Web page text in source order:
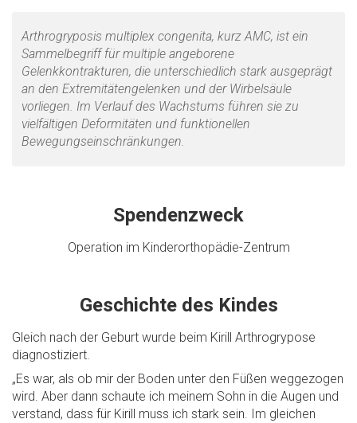
Arthrogryposis multiplex congenita, kurz AMC, ist ein
Sammelbegriff für multiple angeborene
Gelenkkontrakturen, die unterschiedlich stark ausgeprägt
an den Extremitätengelenken und der Wirbelsäule
vorliegen. Im Verlauf des Wachstums führen sie zu
vielfältigen Deformitäten und funktionellen
Bewegungseinschränkungen.
Spendenzweck
Operation im Kinderorthopädie-Zentrum
Geschichte des Kindes
Gleich nach der Geburt wurde beim Kirill Arthrogrypose
diagnostiziert.
„Es war, als ob mir der Boden unter den Füßen weggezogen
wird. Aber dann schaute ich meinem Sohn in die Augen und
verstand, dass für Kirill muss ich stark sein. Im gleichen